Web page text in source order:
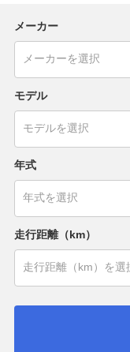
メーカー
モデル
年式
走行距離（km）